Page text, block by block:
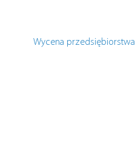
Wycena przedsiębiorstwa